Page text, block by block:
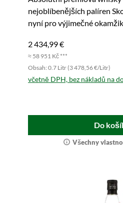
nejoblíbenějších palíren
nyní pro výjimečné
2 434,99 €
≈ 58 951 Kč ***
Obsah: 0.7 Litr (3 478,56 €/Litr)
včetně DPH, bez nákladů na
Do
Všechny